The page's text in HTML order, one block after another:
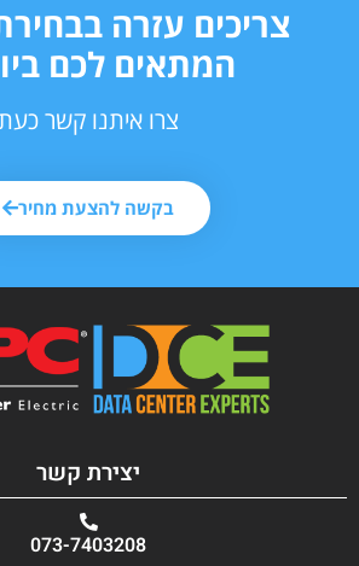
צריכים עזרה
המתאים לכם
צרו איתנו קשר
בקשה להצעת מחיר
יצירת קשר
073-7403208